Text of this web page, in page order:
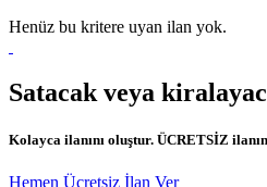
Henüz bu kritere uyan ilan yok.
Satacak veya
Kolayca ilanını oluştur. ÜCRETSİZ
Hemen Ücretsiz İlan Ver